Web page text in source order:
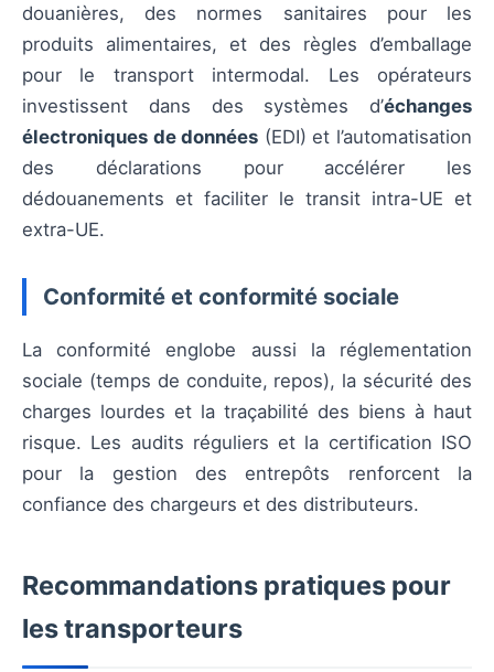
douanières, des normes sanitaires pour les
produits alimentaires, et des règles d’emballage
pour le transport intermodal. Les opérateurs
investissent dans des systèmes d’échanges
électroniques de données (EDI) et l’automatisation
des déclarations pour accélérer les
dédouanements et faciliter le transit intra-UE et
extra-UE.
Conformité et conformité sociale
La conformité englobe aussi la réglementation
sociale (temps de conduite, repos), la sécurité des
charges lourdes et la traçabilité des biens à haut
risque. Les audits réguliers et la certification ISO
pour la gestion des entrepôts renforcent la
confiance des chargeurs et des distributeurs.
Recommandations pratiques pour
les transporteurs